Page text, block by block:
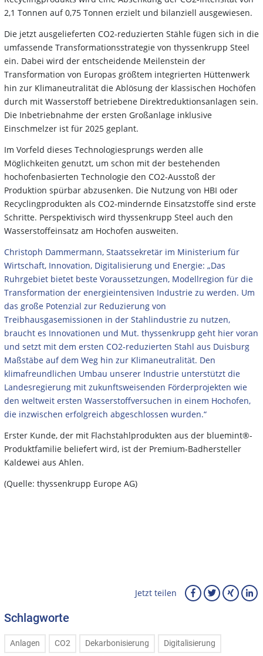
2,1 Tonnen auf 0,75 Tonnen erzielt und bilanziell ausgewiesen.
Die jetzt ausgelieferten CO2-reduzierten Stähle fügen sich in die
umfassende Transformationsstrategie von thyssenkrupp Steel
ein. Dabei wird der entscheidende Meilenstein der
Transformation von Europas größtem integrierten Hüttenwerk
hin zur Klimaneutralität die Ablösung der klassischen Hochöfen
durch mit Wasserstoff betriebene Direktreduktionsanlagen sein.
Die Inbetriebnahme der ersten Großanlage inklusive
Einschmelzer ist für 2025 geplant.
Im Vorfeld dieses Technologiesprungs werden alle
Möglichkeiten genutzt, um schon mit der bestehenden
hochofenbasierten Technologie den CO2-Ausstoß der
Produktion spürbar abzusenken. Die Nutzung von HBI oder
Recyclingprodukten als CO2-mindernde Einsatzstoffe sind erste
Schritte. Perspektivisch wird thyssenkrupp Steel auch den
Wasserstoffeinsatz am Hochofen ausweiten.
Christoph Dammermann, Staatssekretär im Ministerium für
Wirtschaft, Innovation, Digitalisierung und Energie: „Das
Ruhrgebiet bietet beste Voraussetzungen, Modellregion für die
Transformation der energieintensiven Industrie zu werden. Um
das große Potenzial zur Reduzierung von
Treibhausgasemissionen in der Stahlindustrie zu nutzen,
braucht es Innovationen und Mut. thyssenkrupp geht hier voran
und setzt mit dem ersten CO2-reduzierten Stahl aus Duisburg
Maßstäbe auf dem Weg hin zur Klimaneutralität. Den
klimafreundlichen Umbau unserer Industrie unterstützt die
Landesregierung mit zukunftsweisenden Förderprojekten wie
den weltweit ersten Wasserstoffversuchen in einem Hochofen,
die inzwischen erfolgreich abgeschlossen wurden.“
Erster Kunde, der mit Flachstahlprodukten aus der bluemint®-
Produktfamilie beliefert wird, ist der Premium-Badhersteller
Kaldewei aus Ahlen.
(Quelle: thyssenkrupp Europe AG)
Jetzt teilen
Schlagworte
Anlagen CO2 Dekarbonisierung Digitalisierung